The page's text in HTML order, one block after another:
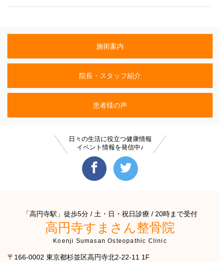
施術案内
院長・スタッフ紹介
患者様の声
日々の生活に役立つ健康情報
イベント情報を発信中♪
「高円寺駅」徒歩5分 / 土・日・祝日診療 / 20時まで受付
高円寺すまさん整骨院
Koenji Sumasan Osteopathic Clinic
〒166-0002 東京都杉並区高円寺北2-22-11 1F